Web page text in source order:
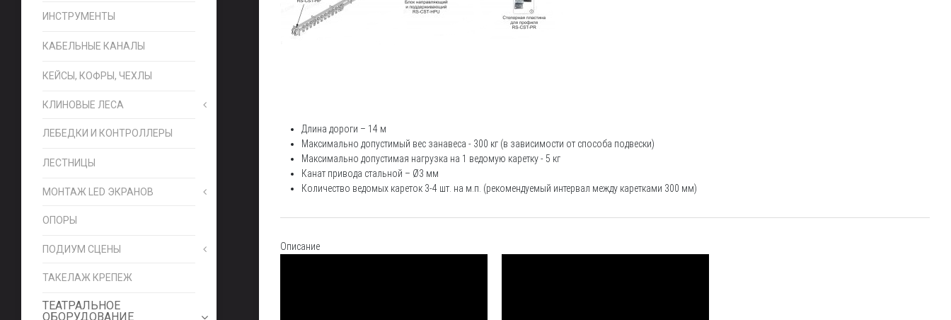
ИНСТРУМЕНТЫ
КАБЕЛЬНЫЕ КАНАЛЫ
КЕЙСЫ, КОФРЫ, ЧЕХЛЫ
КЛИНОВЫЕ ЛЕСА
ЛЕБЕДКИ И КОНТРОЛЛЕРЫ
ЛЕСТНИЦЫ
МОНТАЖ LED ЭКРАНОВ
ОПОРЫ
ПОДИУМ СЦЕНЫ
ТАКЕЛАЖ КРЕПЕЖ
ТЕАТРАЛЬНОЕ
ОБОРУДОВАНИЕ
Длина дороги – 14 м
Максимально допустимый вес занавеса - 300 кг (в зависимости от способа подвески)
Максимально допустимая нагрузка на 1 ведомую каретку - 5 кг
Канат привода стальной – Ø3 мм
Количество ведомых кареток 3-4 шт. на м.п. (рекомендуемый интервал между каретками 300 мм)
Описание